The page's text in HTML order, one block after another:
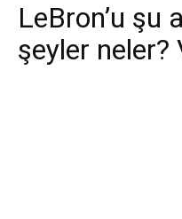
LeBron’u şu
şeyler neler?